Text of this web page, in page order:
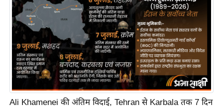
Ali Khamenei की अंतिम विदाई, Tehran से Karbala तक 7 दिन